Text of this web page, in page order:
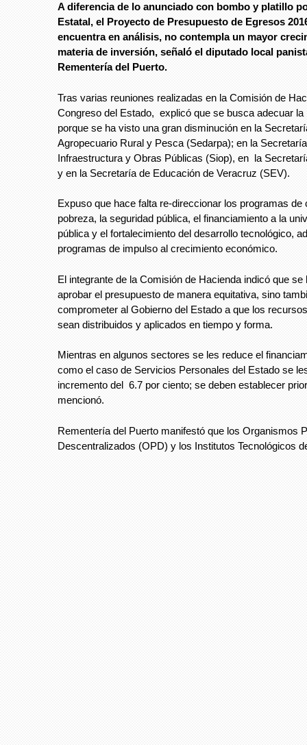
Foto: Avc
A diferencia de lo anunciado con bombo y platillo
Estatal, el Proyecto de Presupuesto de Egresos
encuentra en análisis, no contempla un mayor
materia de inversión, señaló el diputado local
Rementería del Puerto.
Tras varias reuniones realizadas en la Comisión de
Congreso del Estado, explicó que se busca adecuar la
porque se ha visto una gran disminución en la
Agropecuario Rural y Pesca (Sedarpa); en la
Infraestructura y Obras Públicas (Siop), en la
y en la Secretaría de Educación de Veracruz (SEV).
Expuso que hace falta re-direccionar los programas de
pobreza, la seguridad pública, el financiamiento a la
pública y el fortalecimiento del desarrollo tecnológico,
programas de impulso al crecimiento económico.
El integrante de la Comisión de Hacienda indicó que se
aprobar el presupuesto de manera equitativa, sino
comprometer al Gobierno del Estado a que los
sean distribuidos y aplicados en tiempo y forma.
Mientras en algunos sectores se les reduce el
como el caso de Servicios Personales del Estado se
incremento del 6.7 por ciento; se deben establecer
mencionó.
Rementería del Puerto manifestó que los Organismos
Descentralizados (OPD) y los Institutos Tecnológicos